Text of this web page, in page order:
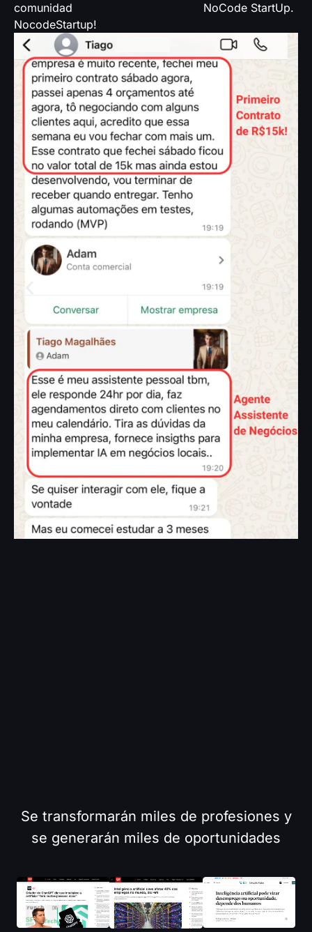
comunidad
NocodeStartup!
NoCode StartUp.
Se transformarán miles de profesiones y
se generarán miles de oportunidades